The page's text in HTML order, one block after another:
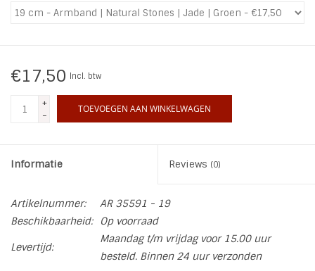
€17,50 Incl. btw
+
-
TOEVOEGEN AAN WINKELWAGEN
Informatie Reviews (0)
Artikelnummer:
AR 35591 - 19
Beschikbaarheid:
Op voorraad
Levertijd:
Maandag t/m vrijdag voor 15.00 uur
besteld. Binnen 24 uur verzonden